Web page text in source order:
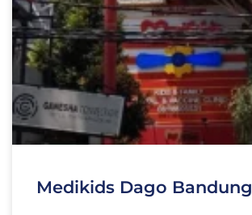
Medikids Dago Bandung